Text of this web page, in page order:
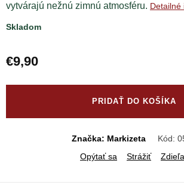
vytvárajú nežnú zimnú atmosféru. Detailné
Skladom
€9,90
PRIDAŤ DO KOŠÍKA
Značka: Markizeta Kód:
Opýtať sa
Strážiť